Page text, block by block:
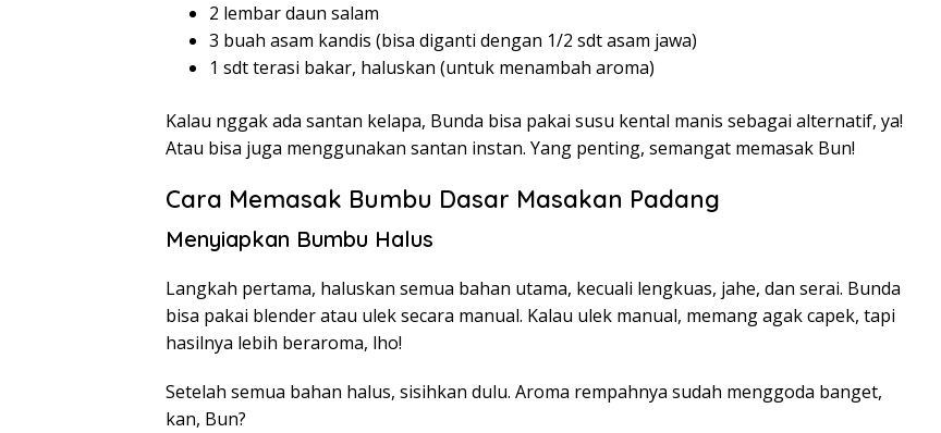
2 lembar daun salam
3 buah asam kandis (bisa diganti dengan 1/2 sdt asam jawa)
1 sdt terasi bakar, haluskan (untuk menambah aroma)
Kalau nggak ada santan kelapa, Bunda bisa pakai susu kental manis sebagai alternatif, ya!
Atau bisa juga menggunakan santan instan. Yang penting, semangat memasak Bun!
Cara Memasak Bumbu Dasar Masakan Padang
Menyiapkan Bumbu Halus
Langkah pertama, haluskan semua bahan utama, kecuali lengkuas, jahe, dan serai. Bunda
bisa pakai blender atau ulek secara manual. Kalau ulek manual, memang agak capek, tapi
hasilnya lebih beraroma, lho!
Setelah semua bahan halus, sisihkan dulu. Aroma rempahnya sudah menggoda banget,
kan, Bun?